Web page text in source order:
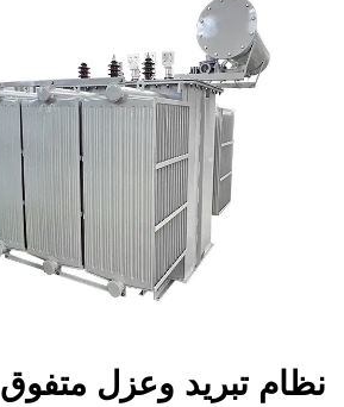
نظام تبريد وعزل متفوق